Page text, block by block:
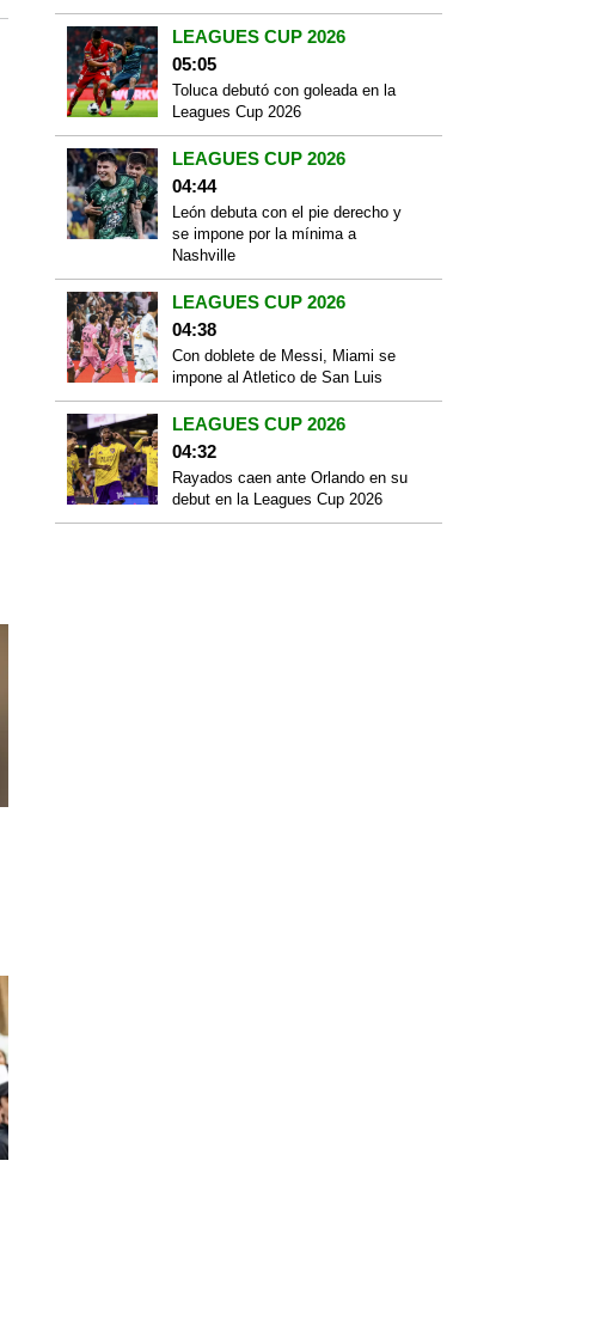
LEAGUES CUP 2026
05:05
Toluca debutó con goleada en la
Leagues Cup 2026
LEAGUES CUP 2026
04:44
León debuta con el pie derecho y
se impone por la mínima a
Nashville
LEAGUES CUP 2026
04:38
Con doblete de Messi, Miami se
impone al Atletico de San Luis
LEAGUES CUP 2026
04:32
Rayados caen ante Orlando en su
debut en la Leagues Cup 2026